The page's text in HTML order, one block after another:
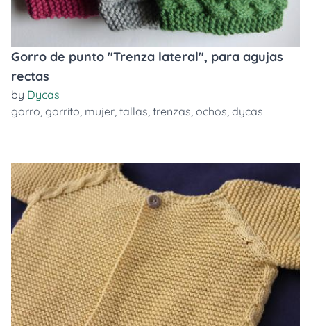
Gorro de punto "Trenza lateral", para agujas
rectas
by Dycas
gorro, gorrito, mujer, tallas, trenzas, ochos, dycas